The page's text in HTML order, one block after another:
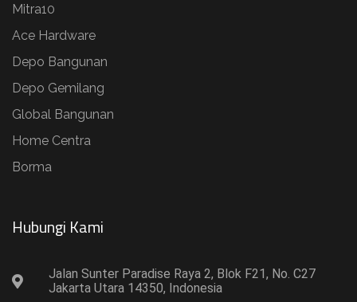
Mitra10
Ace Hardware
Depo Bangunan
Depo Gemilang
Global Bangunan
Home Centra
Borma
Hubungi Kami​
Jalan Sunter Paradise Raya 2, Blok F21, No. C27
Jakarta Utara 14350, Indonesia